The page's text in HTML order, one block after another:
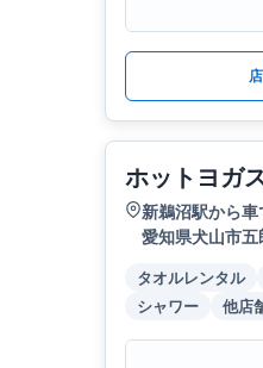
ホットヨガ
新鵜沼駅から
愛知県犬山市
タオルレンタル
シャワー
他店